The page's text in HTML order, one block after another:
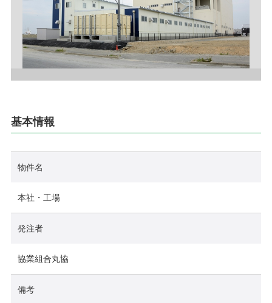
プライバシーポリシー
社員行動規範
ご利用規約
サイトマップ
基本情報
物件名
本社・工場
発注者
協業組合丸協
備考